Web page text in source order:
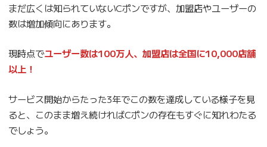
まだ広くは知られていないCポンですが、加盟店やユーザーの
数は増加傾向にあります。
現時点でユーザー数は100万人、加盟店は全国に10,000店舗
以上！
サービス開始からたった3年でこの数を達成している様子を見
ると、このまま増え続ければCポンの存在もすぐに知れわたる
でしょう。